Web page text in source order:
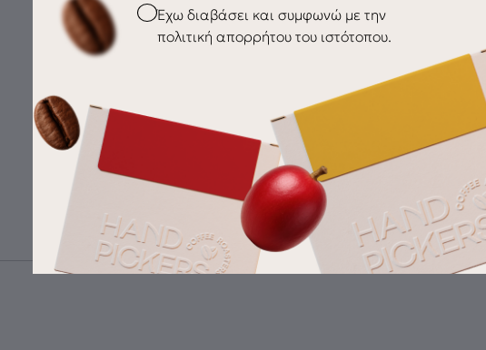
Checkbox
Έχω διαβάσει και συμφωνώ με την
πολιτική απορρήτου του ιστότοπου.